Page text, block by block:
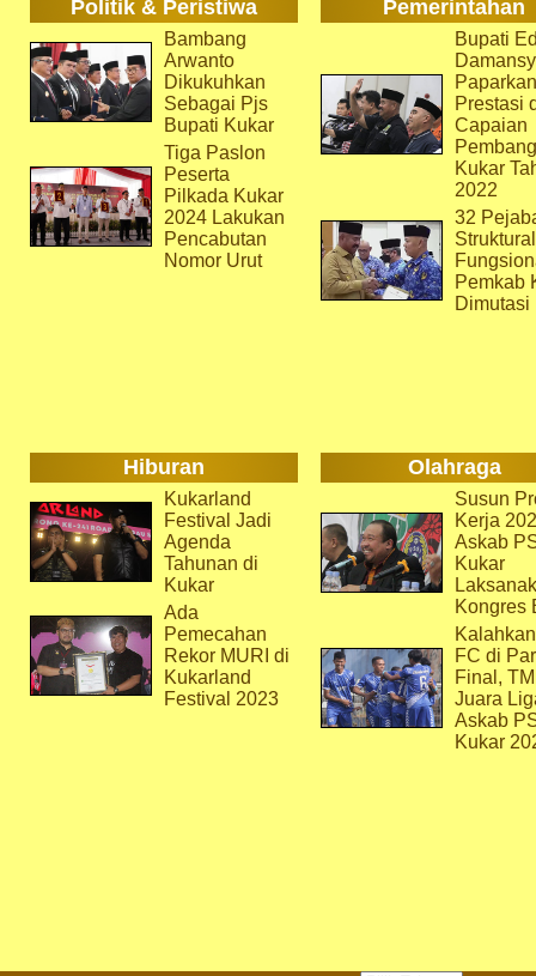
Politik & Peristiwa Pemerintahan
Bambang
Arwanto
Dikukuhkan
Sebagai Pjs
Bupati Kukar
Tiga Paslon
Peserta
Pilkada Kukar
2024 Lakukan
Pencabutan
Nomor Urut
Bupati
Paparkan
Prestasi
Capaian
Kukar
2022
32
Pemkab
Dimutasi
Hiburan Olahraga
Kukarland
Festival Jadi
Agenda
Tahunan di
Kukar
Ada
Pemecahan
Rekor MURI di
Kukarland
Festival 2023
Susun
Kerja
Askab
Kukar
Kongres
FC di
Final,
Juara
Askab
Kukar